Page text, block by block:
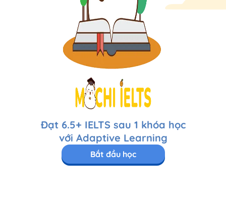
Đạt 6.5+ IELTS sau 1 khóa học
với Adaptive Learning
Bắt đầu học